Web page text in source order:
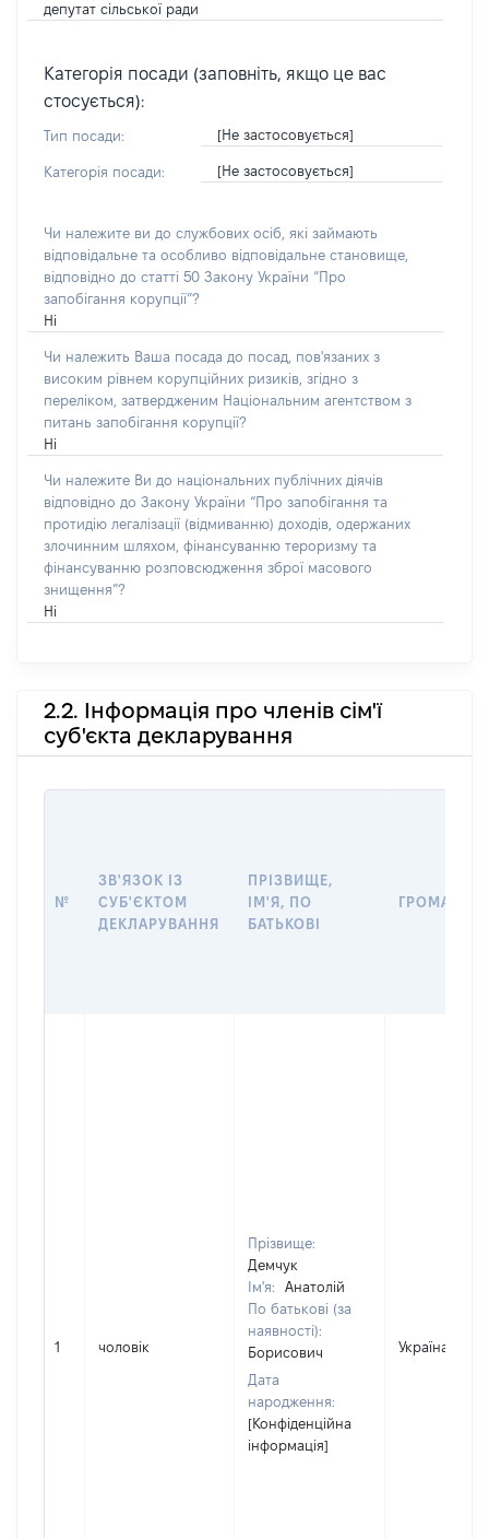
депутат сільської ради
Категорія посади (заповніть, якщо це вас
стосується):
Тип посади: [Не застосовується]
Категорія посади: [Не застосовується]
Чи належите ви до службових осіб, які займають
відповідальне та особливо відповідальне становище,
відповідно до статті 50 Закону України “Про
запобігання корупції”?
Ні
Чи належить Ваша посада до посад, пов'язаних з
високим рівнем корупційних ризиків, згідно з
переліком, затвердженим Національним агентством з
питань запобігання корупції?
Ні
Чи належите Ви до національних публічних діячів
відповідно до Закону України “Про запобігання та
протидію легалізації (відмиванню) доходів, одержаних
злочинним шляхом, фінансуванню тероризму та
фінансуванню розповсюдження зброї масового
знищення”?
Ні
2.2. Інформація про членів сім'ї
суб'єкта декларування
№
ЗВ'ЯЗОК ІЗ
СУБ'ЄКТОМ
ДЕКЛАРУВАННЯ
ПРІЗВИЩЕ,
ІМ'Я, ПО
БАТЬКОВІ
1 чоловік
Прізвище:
Демчук
Ім'я:
Анатолій
По батькові (за
наявності):
Борисович
Дата
народження:
[Конфіденційна
інформація]
Україна